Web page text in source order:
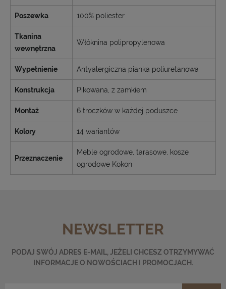
Poszewka 100% poliester
Tkanina
wewnętrzna
Włóknina polipropylenowa
Wypełnienie Antyalergiczna pianka poliuretanowa
Konstrukcja Pikowana, z zamkiem
Montaż 6 troczków w każdej poduszce
Kolory 14 wariantów
Przeznaczenie
Meble ogrodowe, tarasowe, kosze
ogrodowe Kokon
NEWSLETTER
PODAJ SWÓJ ADRES E-MAIL, JEŻELI CHCESZ OTRZYMYWAĆ
INFORMACJE O NOWOŚCIACH I PROMOCJACH.